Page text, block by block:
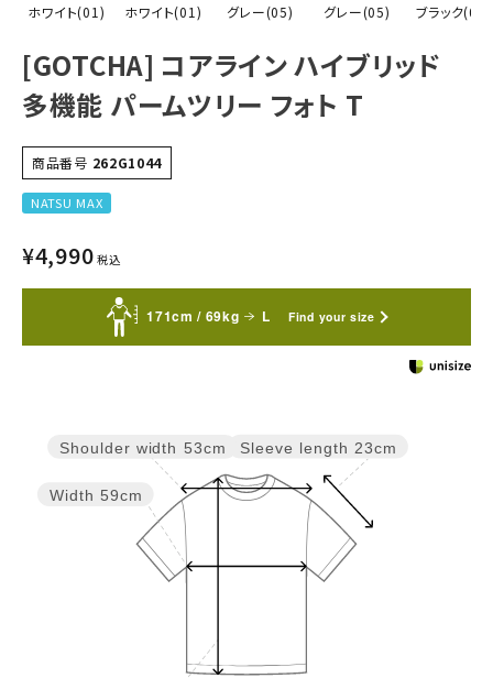
ホワイト(01) ホワイト(01) グレー(05) グレー(05) ブラック(09)
[GOTCHA] コアライン ハイブリッド
多機能 パームツリー フォト T
商品番号 262G1044
NATSU MAX
¥4,990 税込
171cm / 69kg L Find your size
Sleeve length 23cm
Width 59cm
Shoulder width 53cm